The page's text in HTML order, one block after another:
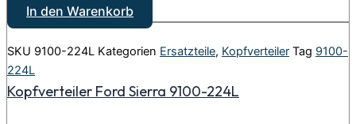
In den Warenkorb
SKU 9100-224L Kategorien Ersatzteile, Kopfverteiler Tag 9100-
224L
Kopfverteiler Ford Sierra 9100-224L